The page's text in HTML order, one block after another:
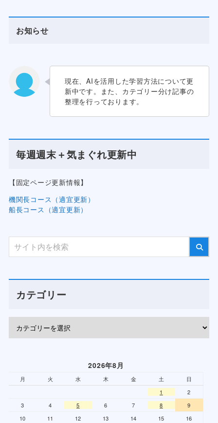
お知らせ
現在、AIを活用した学習方法について更
新中です。また、カテゴリー分け記事の
整理を行っております。
毎週週末＋気まぐれ更新中
【固定ページ更新情報】
機関長コース（適宜更新）
船長コース（適宜更新）
カテゴリー
2026年8月
月 火 水 木 金 土
日
1
2
3
4 5 6 7 8
9
10
11 12 13 14 15
16